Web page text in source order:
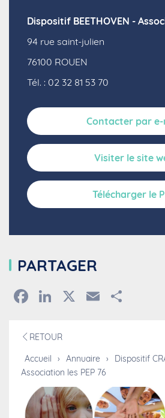
Dispositif BEETHOVEN -
94 rue saint-julien
76100 ROUEN
Tél. : 02 32 81 53 70
Contacter par
Visiter le site
Télécharger le
PARTAGER
Facebook
LinkedIn
X Email
RETOUR
Accueil
› Annuaire ›
Dispositif
Association les PEP 76